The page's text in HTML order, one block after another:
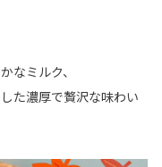
なミルク、
た濃厚で贅沢な味わい